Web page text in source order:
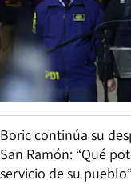
Boric continúa su
San Ramón: “Qué
servicio de su